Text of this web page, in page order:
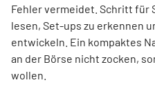
Fehler vermeidet. Schritt für
lesen, Set-ups zu erkennen
entwickeln. Ein kompaktes
an der Börse nicht zocken,
wollen.